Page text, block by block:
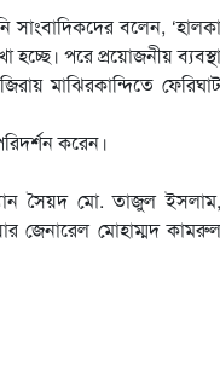
সাংবাদিকদের বলেন, ‘হালকা
পরে প্রয়োজনীয় ব‍্যবস্থা
মাঝিরকান্দিতে ফেরিঘাট
করেন।
সৈয়দ মো. তাজুল ইসলাম,
জেনারেল মোহাম্মদ কামরুল